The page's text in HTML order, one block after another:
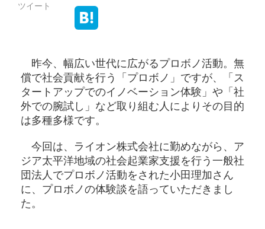
ツイート
昨今、幅広い世代に広がるプロボノ活動。無
償で社会貢献を行う「プロボノ」ですが、「ス
タートアップでのイノベーション体験」や「社
外での腕試し」など取り組む人によりその目的
は多種多様です。
今回は、ライオン株式会社に勤めながら、ア
ジア太平洋地域の社会起業家支援を行う一般社
団法人でプロボノ活動をされた小田理加さん
に、プロボノの体験談を語っていただきまし
た。